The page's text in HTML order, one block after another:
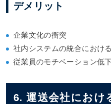
デメリット
企業文化の衝突
社内システムの統合におけ
従業員のモチベーション低
6. 運送会社におけ